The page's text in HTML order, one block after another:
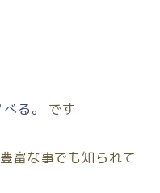
る。 です
富な事でも知られて